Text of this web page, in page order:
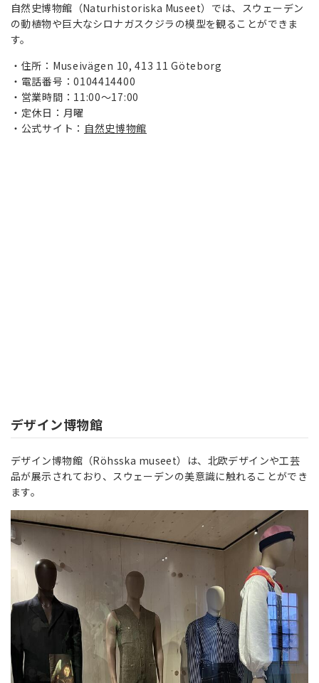
自然史博物館（Naturhistoriska Museet）では、スウェーデン
の動植物や巨大なシロナガスクジラの模型を観ることができま
す。
住所：Museivägen 10, 413 11 Göteborg
電話番号：0104414400
営業時間：11:00～17:00
定休日：月曜
公式サイト： 自然史博物館
デザイン博物館
デザイン博物館（Röhsska museet）は、北欧デザインや工芸
品が展示されており、スウェーデンの美意識に触れることができ
ます。